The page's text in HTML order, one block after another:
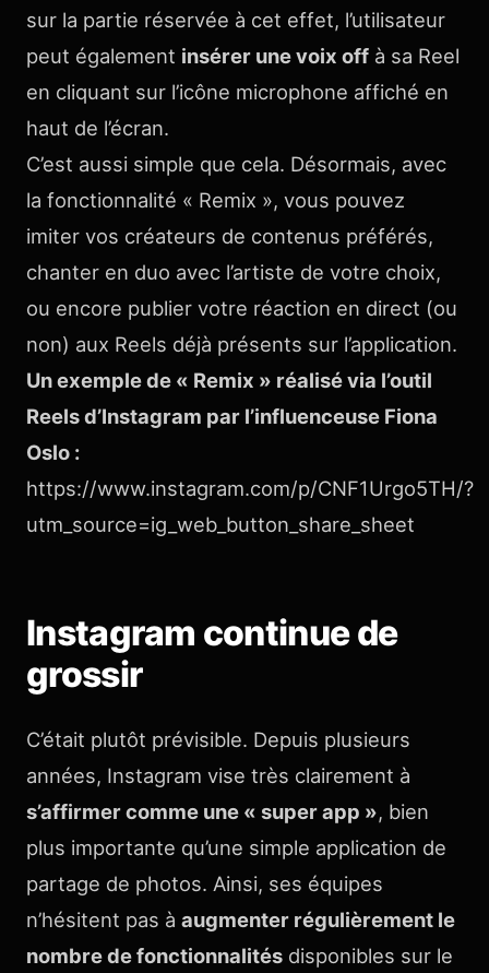
sur la partie réservée à cet effet, l’utilisateur
peut également insérer une voix off à sa Reel
en cliquant sur l’icône microphone affiché en
haut de l’écran.
C’est aussi simple que cela. Désormais, avec
la fonctionnalité « Remix », vous pouvez
imiter vos créateurs de contenus préférés,
chanter en duo avec l’artiste de votre choix,
ou encore publier votre réaction en direct (ou
non) aux Reels déjà présents sur l’application.
Un exemple de « Remix » réalisé via l’outil
Reels d’Instagram par l’influenceuse Fiona
Oslo :
https://www.instagram.com/p/CNF1Urgo5TH/?
utm_source=ig_web_button_share_sheet
Instagram continue de
grossir
C’était plutôt prévisible. Depuis plusieurs
années, Instagram vise très clairement à
s’affirmer comme une « super app », bien
plus importante qu’une simple application de
partage de photos. Ainsi, ses équipes
n’hésitent pas à augmenter régulièrement le
nombre de fonctionnalités disponibles sur le